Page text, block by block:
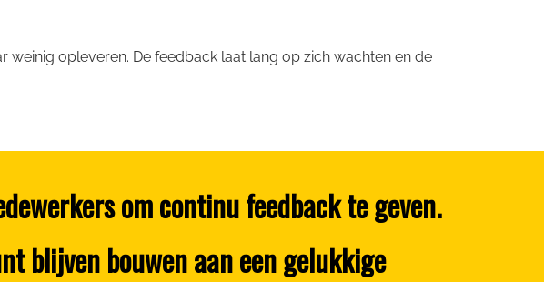
opleveren. De feedback laat lang op zich wachten en de
om continu feedback te geven.
blijven bouwen aan een gelukkige